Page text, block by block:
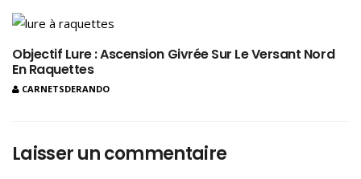
Objectif Lure : Ascension Givrée Sur Le Versant Nord
En Raquettes
CARNETSDERANDO
Laisser un commentaire